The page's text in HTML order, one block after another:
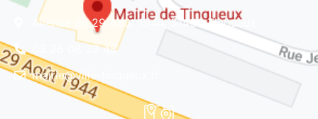
Avenue du 29 Août 1944, 51430 Tinqueux
03 26 08 23 45
mairie@ville-tinqueux.fr